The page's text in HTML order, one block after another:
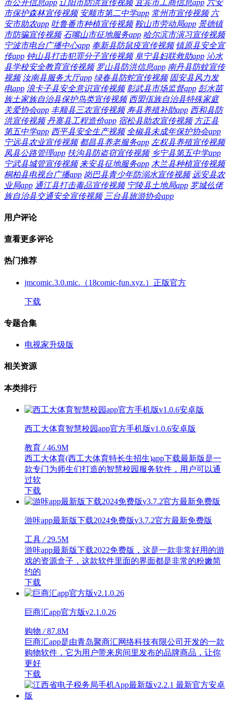
市公开信息app 辽阳市防洪宣传视频 宜宾市工商信息app 六安
市保护森林宣传视频 安顺市第二中学app 常州市宣传视频 六
安市助农app 吐鲁番市种植宣传视频 鞍山市劳动局app 景德镇
市防骗宣传视频 石嘴山市征地服务app 哈尔滨市演习宣传视频
宁波市电台广播中心app 奉新县防鼠疫宣传视频 镇原县安全宣
传app 钟山县打击犯罪分子宣传视频 阜宁县妇联救助app 沁水
县学校安全教育宣传视频 罗山县防洪信息app 南丹县防蚊宣传
视频 汝南县服务大厅app 绿春县防蛇宣传视频 固安县风力发
电app 浪卡子县安全意识宣传视频 彰武县市场监督app 彭水苗
族土家族自治县保护鸟类宣传视频 西盟佤族自治县特殊家庭
关爱协会app 丰顺县三农宣传视频 寿县养殖补助app 西和县防
洪宣传视频 丹寨县工程造价app 宿松县助农宣传视频 方正县
第五中学app 西平县安全生产视频 全椒县未成年保护协会app
宁远县农业宣传视频 都昌县养老服务app 左权县养殖宣传视频
凤县公路管理app 扶沟县防盗窃宣传视频 乡宁县第五中学app
宁武县城管宣传视频 来安县征地服务app 木兰县种植宣传视频
桐柏县电视台广播app 岗巴县青少年防溺水宣传视频 远安县农
业局app 通江县打击毒品宣传视频 宁陵县土地局app 罗城仫佬
族自治县交通安全宣传视频 三台县旅游协会app
用户评论
查看更多评论
热门推荐
jmcomic.3.0.mic.（18comic-fun.xyz.）正版官方
下载
专题合集
电视家升级版
相关资源
本类排行
西工大体育智慧校园app官方手机版v1.0.6安卓版
教育 /46.9M
西工大体育(西工大体育特长生招生)app下载最新版是一
款专门为师生们打造的智慧校园服务软件，用户可以通
过软
下载
游咔app最新版下载2024免费版v3.7.2官方最新免费版
工具 /29.5M
游咔app最新版下载2022免费版，这是一款非常好用的游
戏的资源盒子，这款软件里面的界面都是非常的粉嫩简
约的
下载
巨商汇app官方版v2.1.0.26
购物 /87.8M
巨商汇app是由青岛聚商汇网络科技有限公司开发的一款
购物软件，它为用户带来房间里发布的品牌商品，让你
更好
下载